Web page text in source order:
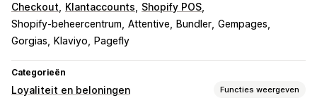
Checkout Klantaccounts
Shopify POS
Shopify-beheercentrum Attentive Bundler Gempages
Gorgias
Klaviyo Pagefly
Categorieën
Loyaliteit en beloningen Functies weergeven